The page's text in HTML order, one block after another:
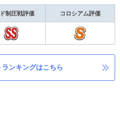
制圧戦評価 コロシアム評価
ンキングはこちら